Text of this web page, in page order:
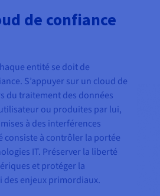
de confiance
entité se doit de
S’appuyer sur un cloud de
du traitement des données
ou produites par lui,
à des interférences
consiste à contrôler la portée
IT. Préserver la liberté
et protéger la
des enjeux primordiaux.